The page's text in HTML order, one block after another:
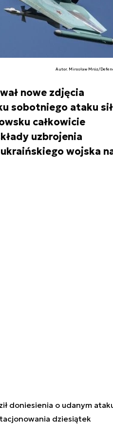
Autor. Mirosław Mróz/
nowe zdjęcia
sobotniego ataku sił
całkowicie
uzbrojenia
wojska
doniesienia o udanym
dziesiątek